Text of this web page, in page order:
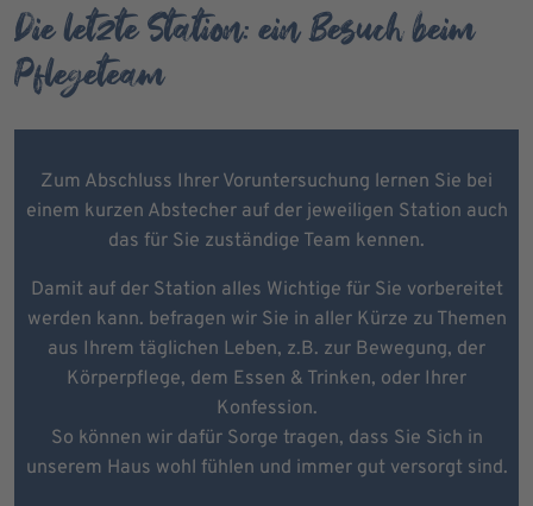
Die letzte Station: ein Besuch beim
Pflegeteam
Zum Abschluss Ihrer Voruntersuchung lernen Sie bei
einem kurzen Abstecher auf der jeweiligen Station auch
das für Sie zuständige Team kennen.
Damit auf der Station alles Wichtige für Sie vorbereitet
werden kann. befragen wir Sie in aller Kürze zu Themen
aus Ihrem täglichen Leben, z.B. zur Bewegung, der
Körperpflege, dem Essen & Trinken, oder Ihrer
Konfession.
So können wir dafür Sorge tragen, dass Sie Sich in
unserem Haus wohl fühlen und immer gut versorgt sind.